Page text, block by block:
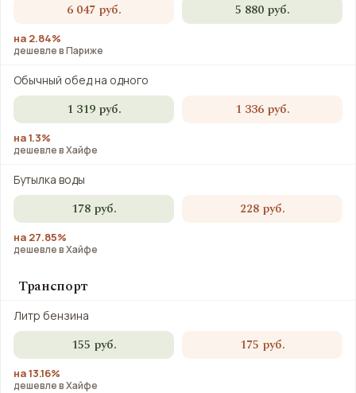
6 047 руб. 5 880 руб.
на 2.84%
дешевле в Париже
Обычный обед на одного
1 319 руб. 1 336 руб.
на 1.3%
дешевле в Хайфе
Бутылка воды
178 руб. 228 руб.
на 27.85%
дешевле в Хайфе
Транспорт
Литр бензина
155 руб. 175 руб.
на 13.16%
дешевле в Хайфе